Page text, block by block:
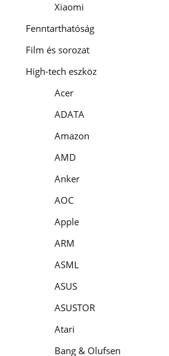
Xiaomi
Fenntarthatóság
Film és sorozat
High-tech eszköz
Acer
ADATA
Amazon
AMD
Anker
AOC
Apple
ARM
ASML
ASUS
ASUSTOR
Atari
Bang & Olufsen